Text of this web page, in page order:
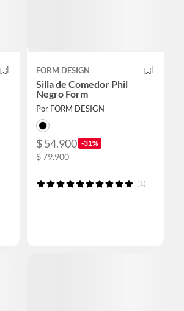
FORM DESIGN
Silla de Comedor Phil
Negro Form
Por FORM DESIGN
$ 54.900 -31%
$ 79.900
(1)